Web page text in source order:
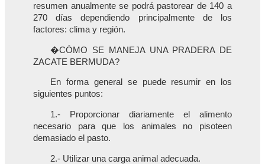
resumen anualmente se podrá pastorear de 140 a
270 días dependiendo principalmente de los
factores: clima y región.
�CÓMO SE MANEJA UNA PRADERA DE
ZACATE BERMUDA?
En forma general se puede resumir en los
siguientes puntos:
1.- Proporcionar diariamente el alimento
necesario para que los animales no pisoteen
demasiado el pasto.
2.- Utilizar una carga animal adecuada.